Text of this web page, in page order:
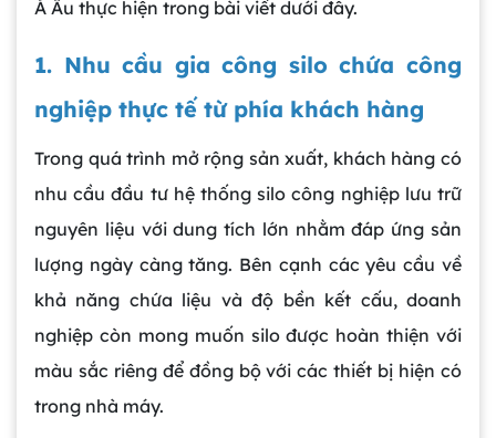
Á Âu thực hiện trong bài viết dưới đây.
1. Nhu cầu gia công silo chứa công
nghiệp thực tế từ phía khách hàng
Trong quá trình mở rộng sản xuất, khách hàng có
nhu cầu đầu tư hệ thống silo công nghiệp lưu trữ
nguyên liệu với dung tích lớn nhằm đáp ứng sản
lượng ngày càng tăng. Bên cạnh các yêu cầu về
khả năng chứa liệu và độ bền kết cấu, doanh
nghiệp còn mong muốn silo được hoàn thiện với
màu sắc riêng để đồng bộ với các thiết bị hiện có
trong nhà máy.